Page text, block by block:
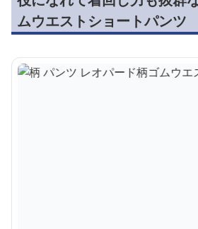
ムウエストショートパンツ